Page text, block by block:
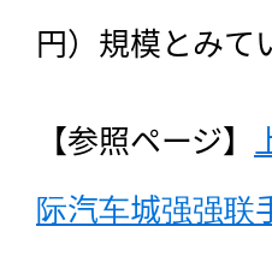
円）規模とみて
【参照ページ】
际汽车城强强联